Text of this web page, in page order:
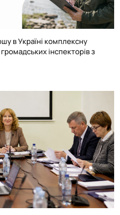
в Україні комплексну
інспекторів з